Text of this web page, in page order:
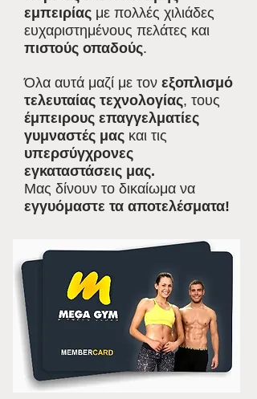
εμπειρίας με πολλές χιλιάδες
ευχαριστημένους πελάτες και
πιστούς οπαδούς.
Όλα αυτά μαζί με τον εξοπλισμό
τελευταίας τεχνολογίας, τους
έμπειρους επαγγελματίες
γυμναστές μας και τις
υπερσύγχρονες
εγκαταστάσεις μας.
Μας δίνουν το δικαίωμα να
εγγυόμαστε τα αποτελέσματα!